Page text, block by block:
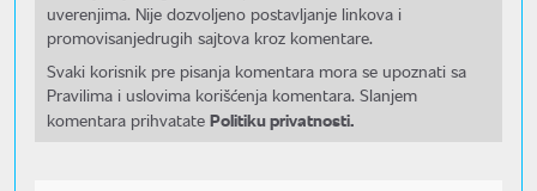
uverenjima. Nije dozvoljeno postavljanje linkova i
promovisanjedrugih sajtova kroz komentare.
Svaki korisnik pre pisanja komentara mora se upoznati sa
Pravilima i uslovima korišćenja komentara. Slanjem
komentara prihvatate Politiku privatnosti.